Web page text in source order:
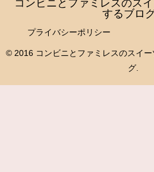
コンビニとファミレスのス
するブロ
プライバシーポリシー
© 2016 コンビニとファミレスのスイ
グ.